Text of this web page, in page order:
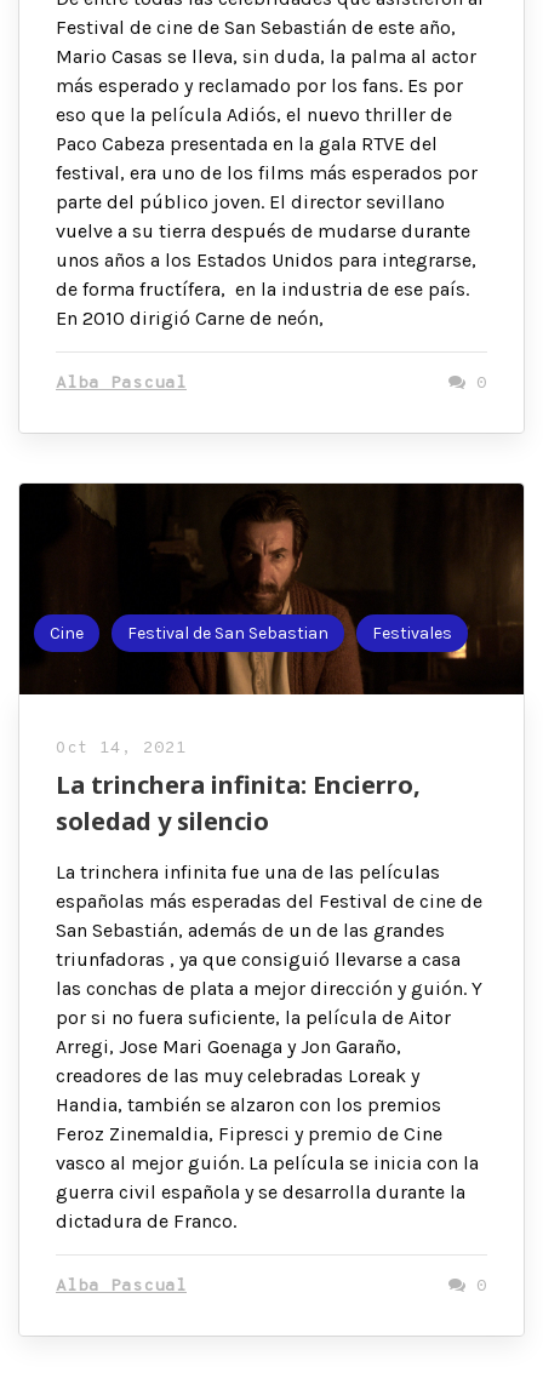
Festival de cine de San Sebastián de este año,
Mario Casas se lleva, sin duda, la palma al actor
más esperado y reclamado por los fans. Es por
eso que la película Adiós, el nuevo thriller de
Paco Cabeza presentada en la gala RTVE del
festival, era uno de los films más esperados por
parte del público joven. El director sevillano
vuelve a su tierra después de mudarse durante
unos años a los Estados Unidos para integrarse,
de forma fructífera, en la industria de ese país.
En 2010 dirigió Carne de neón,
Alba Pascual 0
Cine Festival de San Sebastian Festivales
Oct 14, 2021
La trinchera infinita: Encierro,
soledad y silencio
La trinchera infinita fue una de las películas
españolas más esperadas del Festival de cine de
San Sebastián, además de un de las grandes
triunfadoras , ya que consiguió llevarse a casa
las conchas de plata a mejor dirección y guión. Y
por si no fuera suficiente, la película de Aitor
Arregi, Jose Mari Goenaga y Jon Garaño,
creadores de las muy celebradas Loreak y
Handia, también se alzaron con los premios
Feroz Zinemaldia, Fipresci y premio de Cine
vasco al mejor guión. La película se inicia con la
guerra civil española y se desarrolla durante la
dictadura de Franco.
Alba Pascual 0